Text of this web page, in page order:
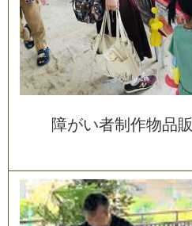
障がい者制 作物品販